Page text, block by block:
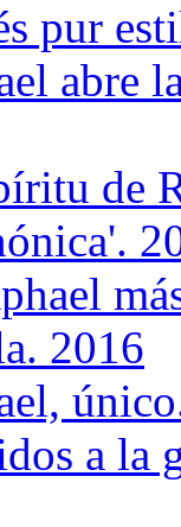
pur
abre
de
2016
a la